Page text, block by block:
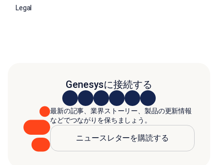
Legal
Genesysに接続する
最新の記事、業界ストーリー、製品の更新情報
などでつながりを保ちましょう。
ニュースレターを購読する